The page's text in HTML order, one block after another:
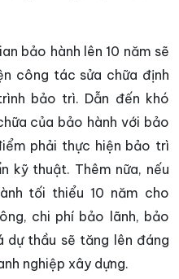
bảo hành lên 10 năm sẽ
công tác sửa chữa định
bảo trì. Dẫn đến khó
của bảo hành với bảo
phải thực hiện bảo trì
kỹ thuật. Thêm nữa, nếu
tối thiểu 10 năm cho
chi phí bảo lãnh, bảo
dự thầu sẽ tăng lên đáng
nghiệp xây dựng.